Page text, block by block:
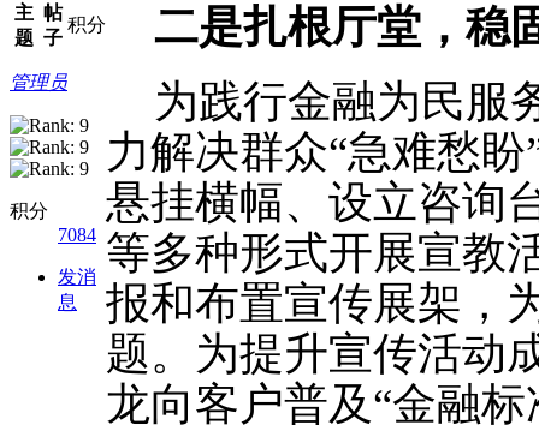
主
题
帖
子
积分
管理员
积分
7084
发消
息
二是扎根厅堂，稳
为践行金融为民服
力解决群众“急难愁
悬挂横幅、设立咨询
等多种形式开展宣教
报和布置宣传展架，
题。为提升宣传活动
龙向客户普及“金融